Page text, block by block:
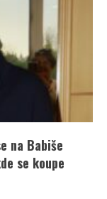
na Babiše
se koupe